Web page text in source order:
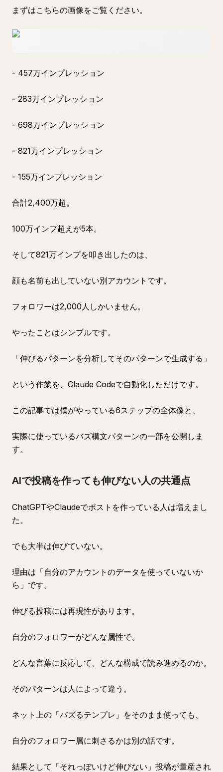
まずはこちらの画像をご覧ください。
- 457万インプレッション
- 283万インプレッション
- 698万インプレッション
- 821万インプレッション
- 155万インプレッション
合計2,400万超。
100万インプ超えが5本。
そして821万インプを叩き出したのは、
顔も名前も出していない別アカウントです。
フォロワーは2,000人しかいません。
やったことはシンプルです。
「伸びるパターンを分析してそのパターンで生成する」
という作業を、Claude Codeで自動化しただけです。
この記事では僕がやっている6ステップの全体像と、
実際に使っているバズ構文パターンの一部を公開しま
す。
AIで投稿を作っても伸びない人の共通点
ChatGPTやClaudeでポストを作っている人は増えまし
た。
でも大半は伸びていない。
理由は「自分のアカウントのデータを使っていないか
ら」です。
伸びる投稿には再現性があります。
自分のフォロワーがどんな属性で、
どんな言葉に反応して、どんな構成で読み進めるのか。
そのパターンは人によって違う。
ネット上の「バズるテンプレ」をそのまま使っても、
自分のフォロワー層に刺さるかは別の話です。
結果として「それっぽいけど伸びない」投稿が量産され